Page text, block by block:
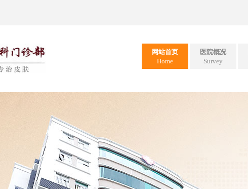
网站首页
Home
医院概况
Survey